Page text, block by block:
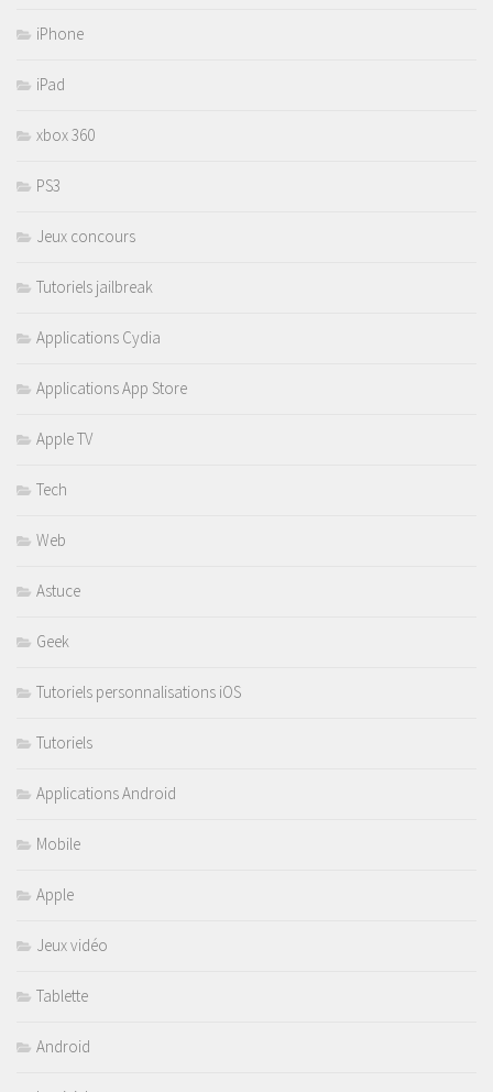
iPhone
iPad
xbox 360
PS3
Jeux concours
Tutoriels jailbreak
Applications Cydia
Applications App Store
Apple TV
Tech
Web
Astuce
Geek
Tutoriels personnalisations iOS
Tutoriels
Applications Android
Mobile
Apple
Jeux vidéo
Tablette
Android